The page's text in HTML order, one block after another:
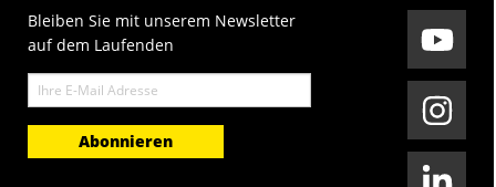
Bleiben Sie mit unserem Newsletter
auf dem Laufenden
E-
Mail